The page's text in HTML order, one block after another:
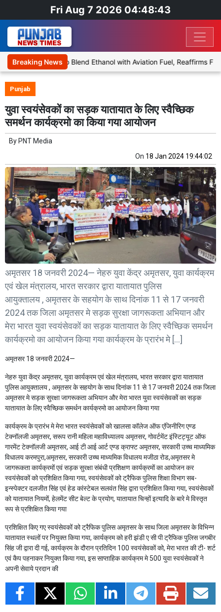
Fri Aug 7 2026 04:48:43
Breaking News
Proposal to Blend Ethanol with Aviation Fuel, Reaffirms Flight
Punjab
युवा स्वयंसेवकों का सड़क यातायात के लिए स्वैच्छिक
समर्थन कार्यक्रमो का किया गया आयोजन
By PNT Media
On 18 Jan 2024 19:44:02
अमृतसर 18 जनवरी 2024— नेहरु युवा केंद्र अमृतसर, युवा कार्यक्रम
एवं खेल मंत्रालय, भारत सरकार द्वारा यातायात पुलिस
आयुक्तालय , अमृतसर के सहयोग के साथ दिनांक 11 से 17 जनवरी
2024 तक जिला अमृतसर मे सड़क सुरक्षा जागरूकता अभियान और
मेरा भारत युवा स्वयंसेवकों का सड़क यातायात के लिए स्वैच्छिक समर्थन
कार्यक्रमो का आयोजन किया गया कार्यक्रम के प्रारंभ मे […]
अमृतसर 18 जनवरी 2024—
नेहरु युवा केंद्र अमृतसर, युवा कार्यक्रम एवं खेल मंत्रालय, भारत सरकार द्वारा यातायात
पुलिस आयुक्तालय , अमृतसर के सहयोग के साथ दिनांक 11 से 17 जनवरी 2024 तक जिला
अमृतसर मे सड़क सुरक्षा जागरूकता अभियान और मेरा भारत युवा स्वयंसेवकों का सड़क
यातायात के लिए स्वैच्छिक समर्थन कार्यक्रमो का आयोजन किया गया
कार्यक्रम के प्रारंभ मे मेरा भारत स्वयंसेवकों को खालसा कॉलेज ऑफ एंजिनीरिग एण्ड
टेक्नॉलजी अमृतसर, सरूप रानी महिला महाविध्यालय अमृतसर, गोवर्टमेंट इंस्टिट्यूट ऑफ
गारमेंट टेक्नॉलजी अमृतसर, आई टी आई आर्ट एण्ड क्राफ्ट अमृतसर, सरकारी उच्च माध्यमिक
विधालय करमपुरा,अमृतसर, सरकारी उच्च माध्यमिक विधालय मजीठा रोड,अमृतसर मे
जागरूकता कार्यक्रमों एवं सड़क सुरक्षा संबंधी प्रशिक्षण कार्यक्रमों का आयोजन कर
स्वयंसेवकों को प्रशिक्षित किया गया, स्वयंसेवकों को ट्रैफिक पुलिस शिक्षा विभाग सब-
इन्स्पेक्टर दलजीत सिंह एवं हेड कांस्टेबल सलवंत सिंह द्वारा प्रशिक्षित किया गया, स्वयंसेवकों
को यातायात नियमों, हेलमेंट सीट बेल्ट के प्रयोग, यातायात चिन्हों इत्यादि के बारे मे विस्तृत
रूप से प्रशिक्षित किया गया
प्रशिक्षित किए गए स्वयंसेवकों को ट्रैफिक पुलिस अमृतसर के साथ जिला अमृतसर के विभिन्न
यातायात स्थलों पर नियुक्त किया गया, कार्यक्रम को हरी झंडी ए सी पी ट्रैफिक पुलिस जगबीर
सिंह जी द्वारा दी गई, कार्यक्रम के दौरान प्रतिदिन 100 स्वयंसेवकों को, मेरा भारत की टी- शर्ट
एवं कैप पहनाकर नियुक्त किया गया, इस साप्ताहिक कार्यक्रम मे 500 युवा स्वयंसेवकों ने
अपनी सेवाये प्रदान की